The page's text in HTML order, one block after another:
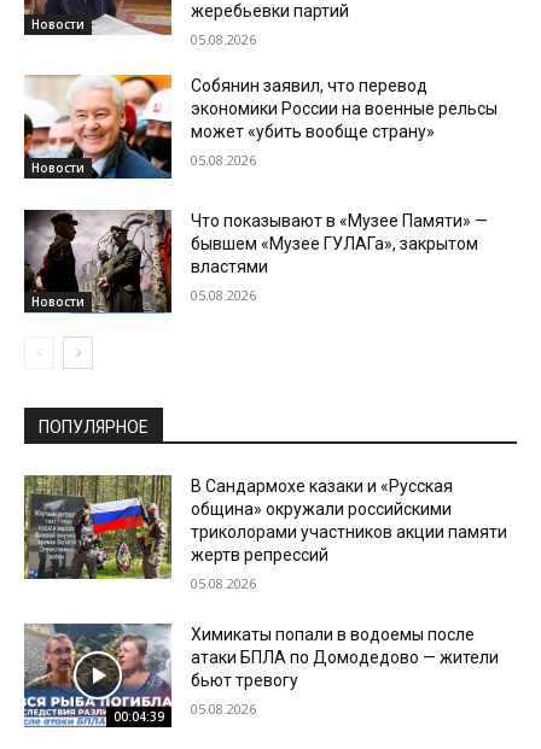
Новости
жеребьевки партий
05.08.2026
Новости
Собянин заявил, что перевод
экономики России на военные рельсы
может «убить вообще страну»
05.08.2026
Новости
Что показывают в «Музее Памяти» —
бывшем «Музее ГУЛАГа», закрытом
властями
05.08.2026
ПОПУЛЯРНОЕ
В Сандармохе казаки и «Русская
община» окружали российскими
триколорами участников акции памяти
жертв репрессий
05.08.2026
00:04:39
Химикаты попали в водоемы после
атаки БПЛА по Домодедово — жители
бьют тревогу
05.08.2026